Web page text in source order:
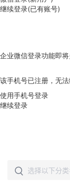
继续登录(已有账号)
企业微信登录功能即
该手机号已注册，无
使用手机号登录
继续登录